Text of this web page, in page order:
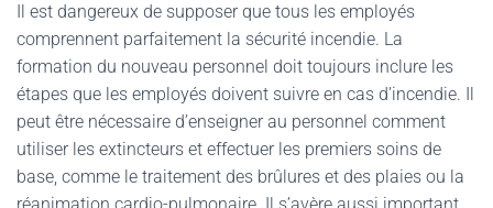
Il est dangereux de supposer que tous les employés
comprennent parfaitement la sécurité incendie. La
formation du nouveau personnel doit toujours inclure les
étapes que les employés doivent suivre en cas d’incendie. Il
peut être nécessaire d’enseigner au personnel comment
utiliser les extincteurs et effectuer les premiers soins de
base, comme le traitement des brûlures et des plaies ou la